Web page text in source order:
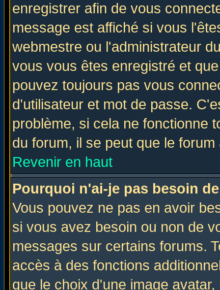
enregistrer afin de vous
message est affiché si vous
webmestre ou l'administrateur
vous vous êtes enregistré et
pouvez toujours pas vous
d'utilisateur et mot de passe.
problème, si cela ne fonctionne
du forum, il se peut que le
Revenir en haut
Pourquoi n'ai-je pas besoin
Vous pouvez ne pas en avoir
si vous avez besoin ou non de
messages sur certains forums.
accès à des fonctions
que le choix d'une image